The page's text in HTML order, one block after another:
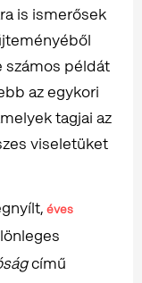
is ismerősek
számos példát
az egykori
tagjai az
viseletüket
éves
című